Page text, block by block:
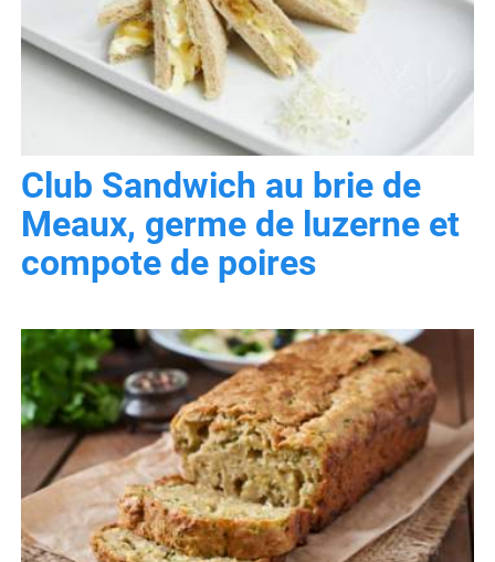
Club Sandwich au brie de
Meaux, germe de luzerne et
compote de poires